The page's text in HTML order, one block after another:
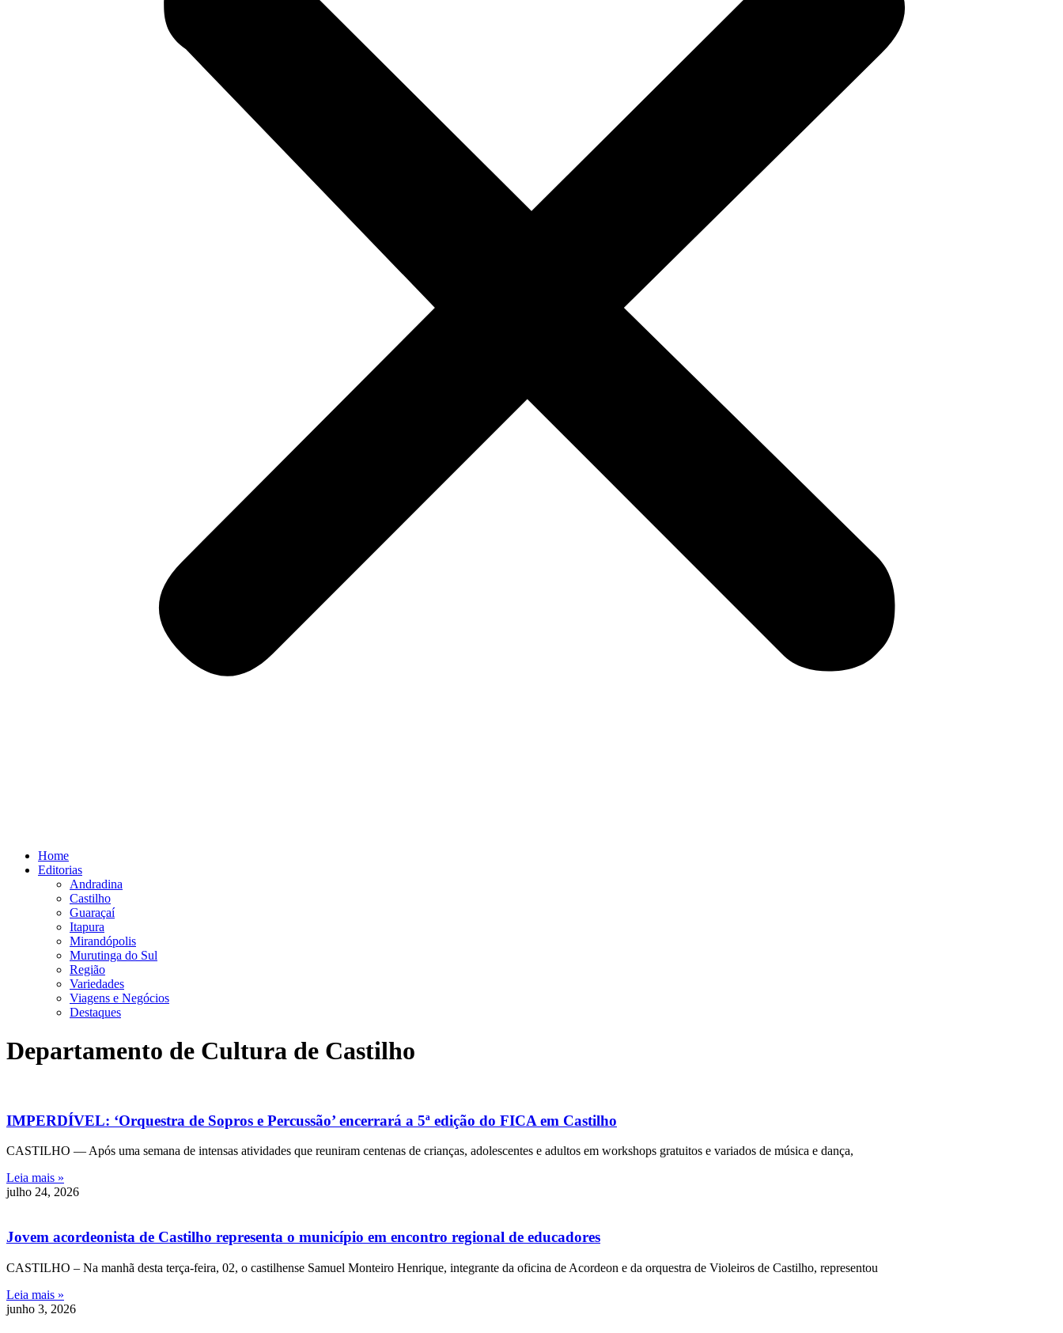
Home
Editorias
Andradina
Castilho
Guaraçaí
Itapura
Mirandópolis
Murutinga do Sul
Região
Variedades
Viagens e Negócios
Destaques
Departamento de Cultura de Castilho
IMPERDÍVEL: ‘Orquestra de Sopros e Percussão’ encerrará a 5ª edição do FICA em Castilho
CASTILHO — Após uma semana de intensas atividades que reuniram centenas de crianças, adolescentes e adultos em workshops gratuitos e variados de música e dança,
Leia mais »
julho 24, 2026
Jovem acordeonista de Castilho representa o município em encontro regional de educadores
CASTILHO – Na manhã desta terça-feira, 02, o castilhense Samuel Monteiro Henrique, integrante da oficina de Acordeon e da orquestra de Violeiros de Castilho, representou
Leia mais »
junho 3, 2026